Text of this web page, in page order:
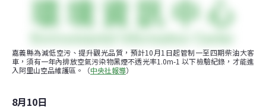
嘉義縣為減低空污、提升觀光品質，預計10月1日起管制一至四期柴油大客
車，須有一年內排放空氣污染物黑煙不透光率1.0m-1 以下檢驗紀錄，才能進
入阿里山空品維護區。（中央社報導）
8月10日